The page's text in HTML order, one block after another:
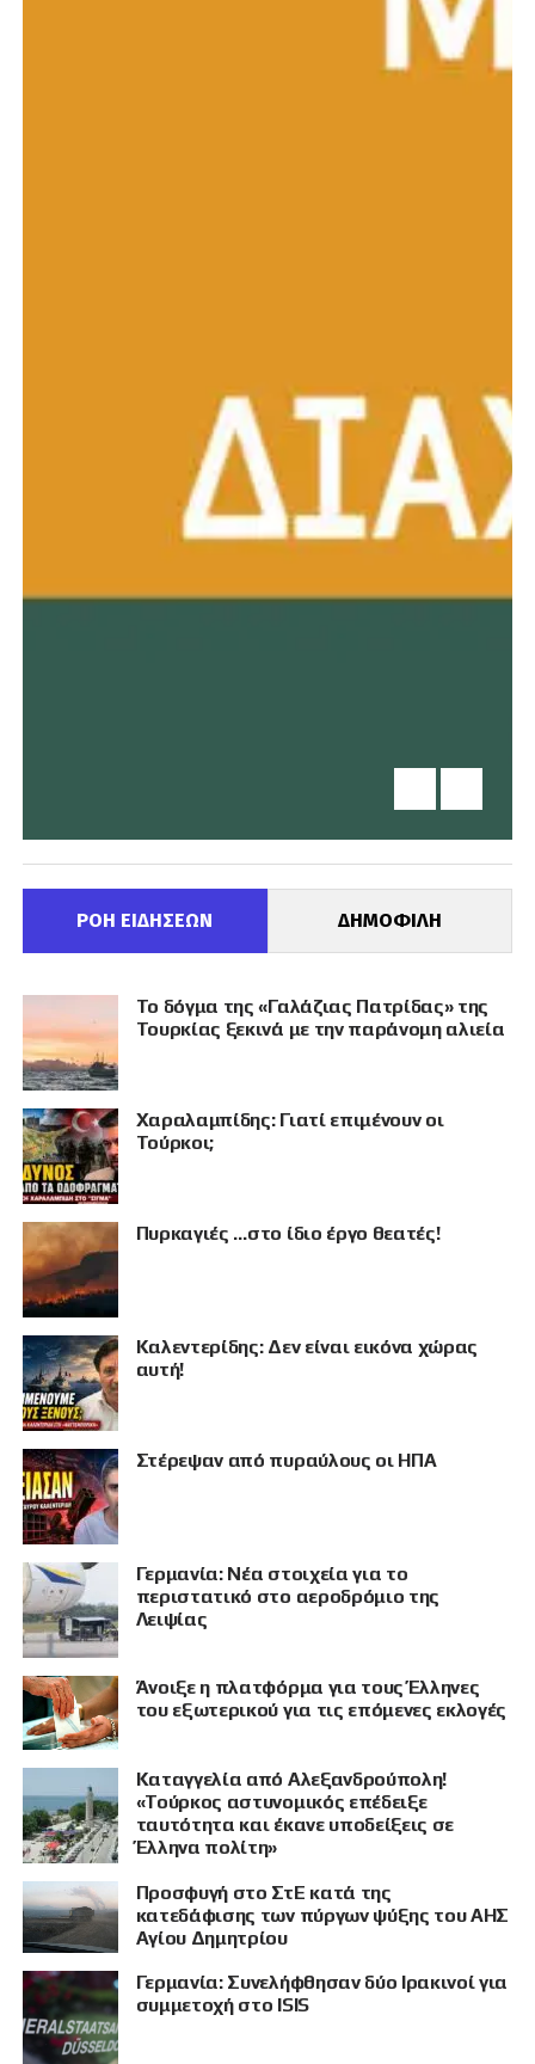
ΠΡΟΒΟΛΗ
ΡΟΗ ΕΙΔΗΣΕΩΝ ΔΗΜΟΦΙΛΗ
Το δόγμα της «Γαλάζιας Πατρίδας» της
Τουρκίας ξεκινά με την παράνομη αλιεία
Χαραλαμπίδης: Γιατί επιμένουν οι
Τούρκοι;
Πυρκαγιές …στο ίδιο έργο θεατές!
Καλεντερίδης: Δεν είναι εικόνα χώρας
αυτή!
Στέρεψαν από πυραύλους οι ΗΠΑ
Γερμανία: Νέα στοιχεία για το
περιστατικό στο αεροδρόμιο της
Λειψίας
Άνοιξε η πλατφόρμα για τους Έλληνες
του εξωτερικού για τις επόμενες εκλογές
Καταγγελία από Αλεξανδρούπολη!
«Τούρκος αστυνομικός επέδειξε
ταυτότητα και έκανε υποδείξεις σε
Έλληνα πολίτη»
Προσφυγή στο ΣτΕ κατά της
κατεδάφισης των πύργων ψύξης του ΑΗΣ
Αγίου Δημητρίου
Γερμανία: Συνελήφθησαν δύο Ιρακινοί για
συμμετοχή στο ISIS